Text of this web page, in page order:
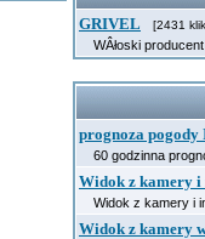
GRIVEL [2431
WÂłoski
prognoza pogody
60 godzinna
Widok z kamery i
Widok z kamery i
Widok z kamery